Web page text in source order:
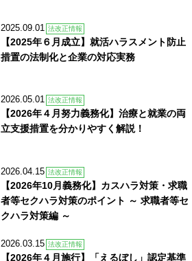
2025.09.01 法改正情報
【2025年６月成立】就活ハラスメント防止
措置の法制化と企業の対応実務
2026.05.01 法改正情報
【2026年４月努力義務化】治療と就業の両
立支援措置を分かりやすく解説！
2026.04.15 法改正情報
【2026年10月義務化】カスハラ対策・求職
者等セクハラ対策のポイント ～ 求職者等セ
クハラ対策編 ～
2026.03.15 法改正情報
【2026年４月施行】「えるぼし」認定基準